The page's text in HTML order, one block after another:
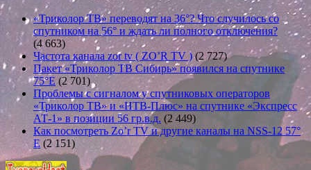
«Триколор ТВ» переводят на 36°? Что случилось со
спутником на 56° и ждать ли полного отключения?
(4 663)
Частота канала zor tv ( ZO’R TV ) (2 727)
Пакет «Триколор ТВ Сибирь» появился на спутнике
75°E (2 701)
Проблемы с сигналом у спутниковых операторов
«Триколор ТВ» и «НТВ-Плюс» на спутнике «Экспресс
АТ-1» в позиции 56 гр.в.д. (2 449)
Как посмотреть Zo’r TV и другие каналы на NSS-12 57°
E (2 151)